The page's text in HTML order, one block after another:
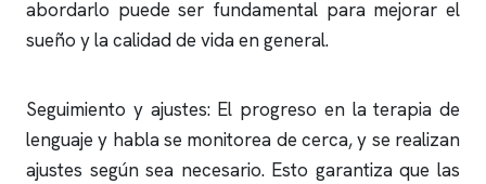
abordarlo puede ser fundamental para mejorar el
sueño y la calidad de vida en general.
Seguimiento y ajustes: El progreso en la terapia de
lenguaje y habla se monitorea de cerca, y se realizan
ajustes según sea necesario. Esto garantiza que las